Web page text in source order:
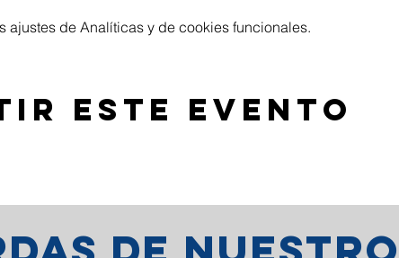
de Analíticas y de cookies funcionales.
este evento